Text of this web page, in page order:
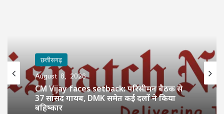
छत्तीसगढ़
August 8, 2026
CM Vijay faces setback: परिसीमन बैठक से
37 सांसद गायब, DMK समेत कई दलों ने किया
बहिष्कार